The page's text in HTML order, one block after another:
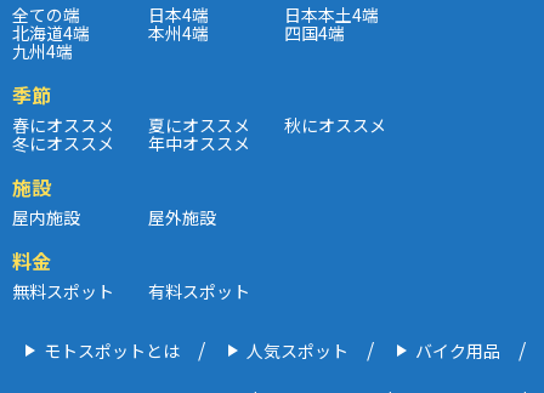
全ての端 日本4端 日本本土4端
北海道4端 本州4端 四国4端
九州4端
季節
春にオススメ 夏にオススメ 秋にオススメ
冬にオススメ 年中オススメ
施設
屋内施設 屋外施設
料金
無料スポット 有料スポット
モトスポットとは 人気スポット バイク用品